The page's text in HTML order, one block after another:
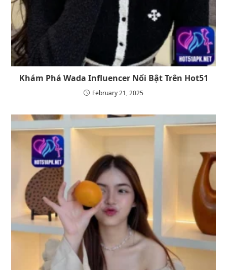
Khám Phá Wada Influencer Nổi Bật Trên Hot51
February 21, 2025